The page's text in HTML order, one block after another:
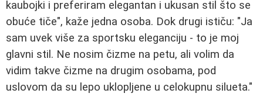
kaubojki i preferiram elegantan i ukusan stil što se
obuće tiče", kaže jedna osoba. Dok drugi ističu: "Ja
sam uvek više za sportsku eleganciju - to je moj
glavni stil. Ne nosim čizme na petu, ali volim da
vidim takve čizme na drugim osobama, pod
uslovom da su lepo uklopljene u celokupnu silueta."